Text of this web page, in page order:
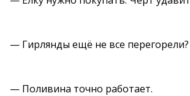
— Гирлянды ещё не все перегорели?
— Поливина точно работает.